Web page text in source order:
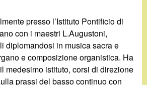
presso l’Istituto Pontificio di
con i maestri L.Augustoni,
diplomandosi in musica sacra e
e composizione organistica. Ha
medesimo istituto, corsi di direzione
prassi del basso continuo con